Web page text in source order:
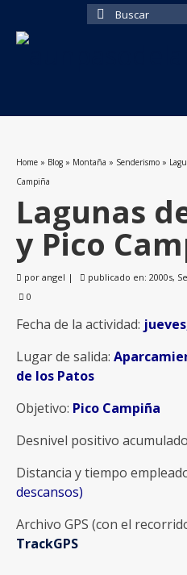
Buscar
Home » Blog » Montaña » Senderismo »
Campiña
Lagunas
y Pico
por angel | publicado en: 2000s,
0
Fecha de la actividad:
Lugar de salida:
de los Patos
Objetivo: Pico Campiña
Desnivel positivo
Distancia y tiempo
descansos)
Archivo GPS (con el
TrackGPS